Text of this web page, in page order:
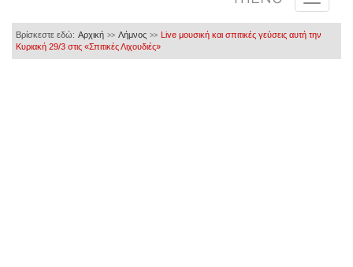
Βρίσκεστε εδώ: Αρχική >> Λήμνος >> Live μουσική και σπιτικές γεύσεις αυτή την
Κυριακή 29/3 στις «Σπιτικές Λιχουδιές»